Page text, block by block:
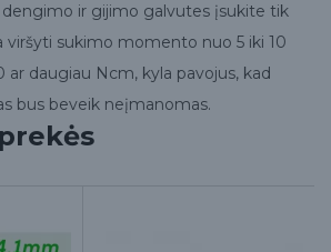
dengimo ir gijimo galvutes įsukite tik
viršyti sukimo momento nuo 5 iki 10
ar daugiau Ncm, kyla pavojus, kad
bus beveik neįmanomas.